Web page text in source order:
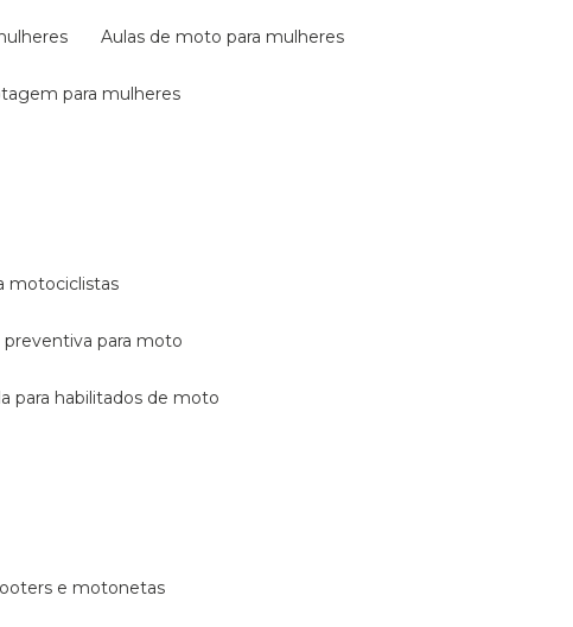
aulas de moto para mulheres
para mulheres
motociclistas
preventiva para moto
para habilitados de moto
e motonetas